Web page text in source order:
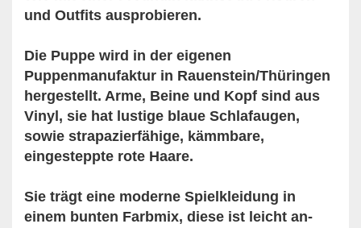
und Outfits ausprobieren.
Die Puppe wird in der eigenen
Puppenmanufaktur in Rauenstein/Thüringen
hergestellt. Arme, Beine und Kopf sind aus
Vinyl, sie hat lustige blaue Schlafaugen,
sowie strapazierfähige, kämmbare,
eingesteppte rote Haare.
Sie trägt eine moderne Spielkleidung in
einem bunten Farbmix, diese ist leicht an-